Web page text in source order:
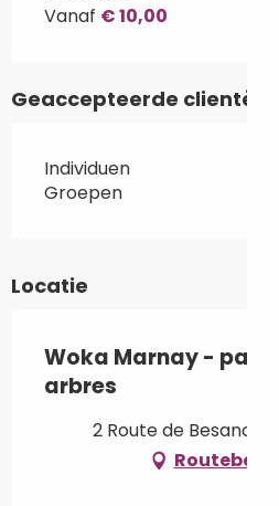
Vanaf € 10,00
Geaccepteerde
Individuen
Groepen
Locatie
Woka Marnay -
arbres
2 Route de Besancon,